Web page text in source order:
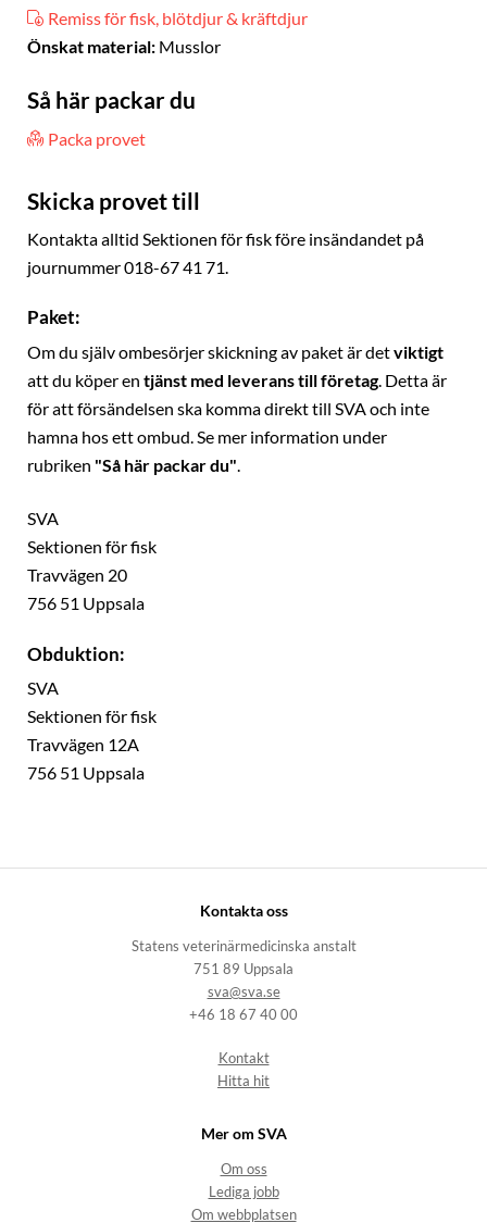
Remiss för fisk, blötdjur & kräftdjur
Önskat material: Musslor
Så här packar du
Packa provet
Skicka provet till
Kontakta alltid Sektionen för fisk före insändandet på
journummer 018-67 41 71.
Paket:
Om du själv ombesörjer skickning av paket är detviktigt
att du köper en tjänst med leverans till företag. Detta är
för att försändelsen ska komma direkt till SVA och inte
hamna hos ett ombud. Se mer information under
rubriken "Så här packar du".
SVA
Sektionen för fisk
Travvägen 20
756 51 Uppsala
Obduktion:
SVA
Sektionen för fisk
Travvägen 12A
756 51 Uppsala
Kontakta oss
Statens veterinärmedicinska anstalt
751 89 Uppsala
sva@sva.se
+46 18 67 40 00
Kontakt
Hitta hit
Mer om SVA
Om oss
Lediga jobb
Om webbplatsen